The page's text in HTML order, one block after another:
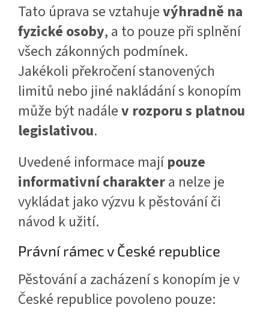
Tato úprava se vztahujevýhradně na
fyzické osoby, a to pouze při splnění
všech zákonných podmínek.
Jakékoli překročení stanovených
limitů nebo jiné nakládání s konopím
může být nadálev rozporu s platnou
legislativou.
Uvedené informace majípouze
informativní charaktera nelze je
vykládat jako výzvu k pěstování či
návod k užití.
Právní rámec v České republice
Pěstování a zacházení s konopím je v
České republice povoleno pouze: